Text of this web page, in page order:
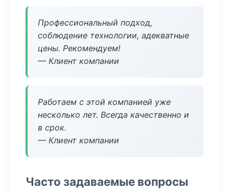
Профессиональный подход,
соблюдение технологии, адекватные
цены. Рекомендуем!
— Клиент компании
Работаем с этой компанией уже
несколько лет. Всегда качественно и
в срок.
— Клиент компании
Часто задаваемые вопросы